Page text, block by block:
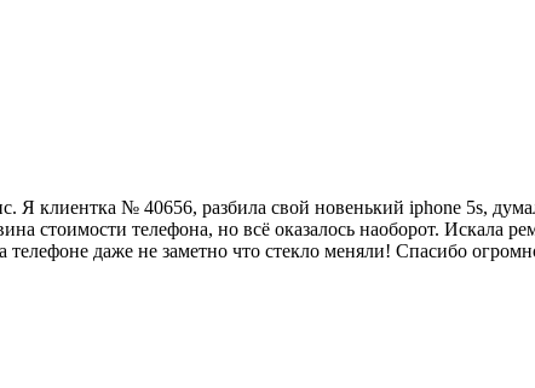
Я клиентка № 40656, разбила свой новенький iphone 5s,
стоимости телефона, но всё оказалось наоборот. Искала
даже не заметно что стекло меняли! Спасибо